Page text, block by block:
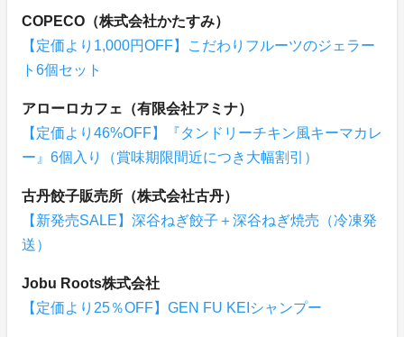
COPECO（株式会社かたすみ）
【定価より1,000円OFF】こだわりフルーツのジェラー
ト6個セット
アローロカフェ（有限会社アミナ）
【定価より46%OFF】『タンドリーチキン風キーマカレ
ー』6個入り（賞味期限間近につき大幅割引）
古丹餃子販売所（株式会社古丹）
【新発売SALE】深谷ねぎ餃子＋深谷ねぎ焼売（冷凍発
送）
Jobu Roots株式会社
【定価より25％OFF】GEN FU KEIシャンプー